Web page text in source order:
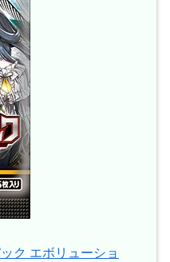
ク エボリューショ